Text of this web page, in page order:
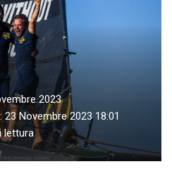
2023
Novembre 2023 18:01
lettura